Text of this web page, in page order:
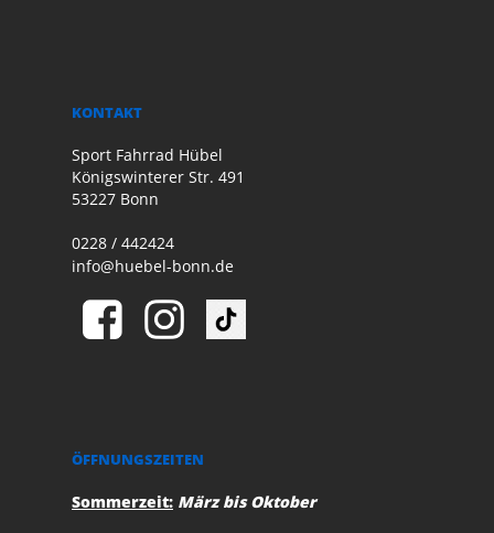
KONTAKT
Sport Fahrrad Hübel
Königswinterer Str. 491
53227 Bonn
0228 / 442424
info@huebel-bonn.de
ÖFFNUNGSZEITEN
Sommerzeit: März bis Oktober